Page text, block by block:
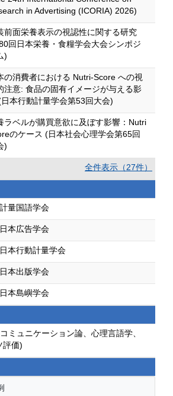
in Advertising (ICORIA) 2026)
前面栄養表示の視認性に関する研究
回日本栄養・食糧学会大会シンポジ
)
の消費者における Nutri-Score への視
注意: 食品の固有イメージが与える影
本行動計量学会第53回大会)
ラベルが購買意欲に及ぼす影響：Nutri
のケース (日本社会心理学会第65回
)
全件表示（27件）
計量国語学会
日本広告学会
日本行動計量学会
日本出版学会
日本島嶼学会
ミュニケーション論、心理言語学、
評価)